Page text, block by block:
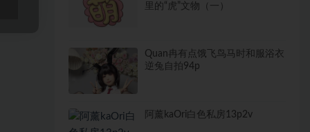
里的“虎”文物（一）
Quan冉有点饿飞鸟马时和服浴衣
逆兔自拍94p
阿薰kaOri白色私房13p2v